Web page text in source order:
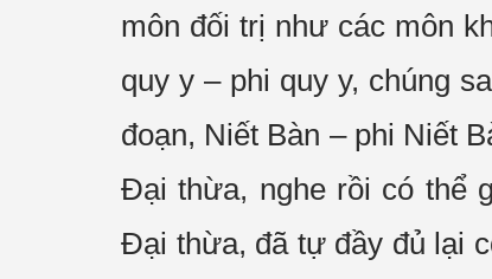
môn đối trị như các môn
quy y – phi quy y, chúng
đoạn, Niết Bàn – phi Niết
Đại thừa, nghe rồi có thể
Đại thừa, đã tự đầy đủ lại